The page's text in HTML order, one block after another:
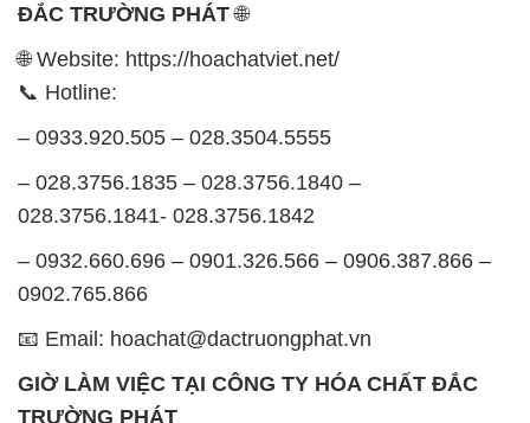
ĐẮC TRƯỜNG PHÁT🌐
🌐 Website: https://hoachatviet.net/
📞 Hotline:
– 0933.920.505 – 028.3504.5555
– 028.3756.1835 – 028.3756.1840 –
028.3756.1841- 028.3756.1842
– 0932.660.696 – 0901.326.566 – 0906.387.866 –
0902.765.866
📧 Email: hoachat@dactruongphat.vn
GIỜ LÀM VIỆC TẠI CÔNG TY HÓA CHẤT ĐẮC
TRƯỜNG PHÁT